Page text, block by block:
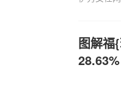
图解福
28.63%